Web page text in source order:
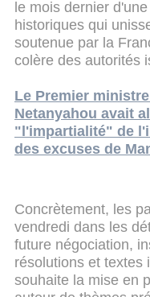
le mois dernier
historiques qui
soutenue par la
colère des autorités
Le Premier
Netanyahou avait
"l'impartialité" de
des excuses de
Concrètement, les
vendredi dans les
future négociation,
résolutions et textes
souhaite la mise en